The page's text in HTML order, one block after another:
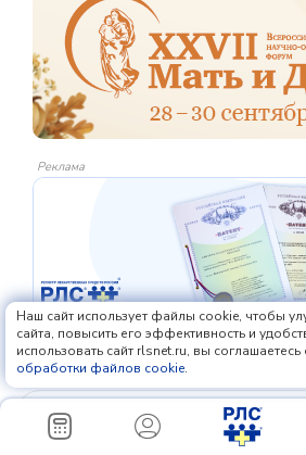
Реклама
Материалы сайта предназначены
Наш сайт использует файлы cookie, чтобы
сайта, повысить его эффективность и
использовать сайт rlsnet.ru, вы соглашаетесь
обработки файлов cookie.